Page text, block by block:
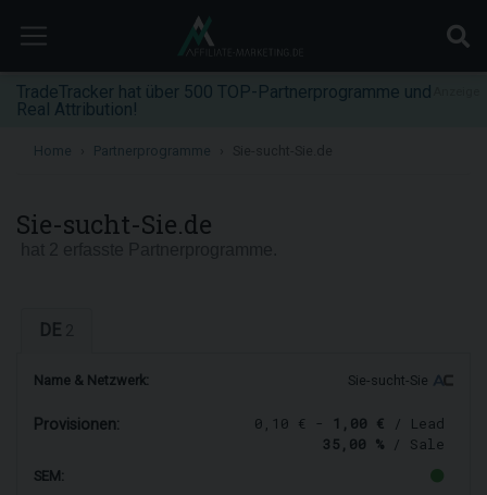
TradeTracker hat über 500 TOP-Partnerprogramme und
Real Attribution!
Home Partnerprogramme
Sie-sucht-Sie.de
DE
Name & Netzwerk: Sie-sucht-Sie
Provisionen: 0,10 € - 1,00 € / Lead
35,00 % / Sale
SEM: